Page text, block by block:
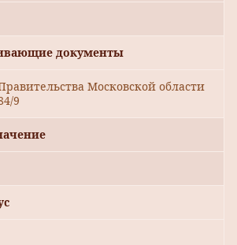
документы
Московской области
9